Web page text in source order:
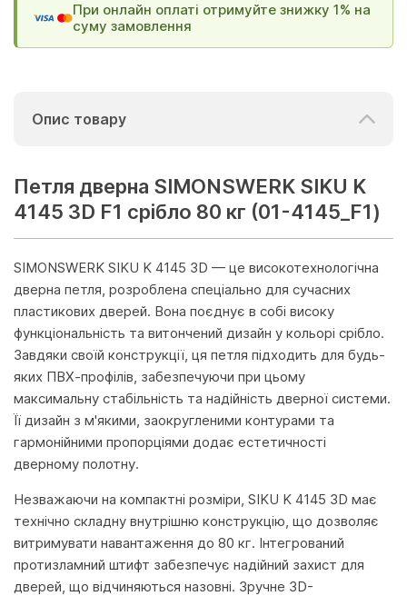
При онлайн оплаті отримуйте знижку 1% на
суму замовлення
Опис товару
Петля дверна SIMONSWERK SIKU K
4145 3D F1 срібло 80 кг (01-4145_F1)
SIMONSWERK SIKU K 4145 3D — це високотехнологічна
дверна петля, розроблена спеціально для сучасних
пластикових дверей. Вона поєднує в собі високу
функціональність та витончений дизайн у кольорі срібло.
Завдяки своїй конструкції, ця петля підходить для будь-
яких ПВХ-профілів, забезпечуючи при цьому
максимальну стабільність та надійність дверної системи.
Її дизайн з м'якими, заокругленими контурами та
гармонійними пропорціями додає естетичності
дверному полотну.
Незважаючи на компактні розміри, SIKU K 4145 3D має
технічно складну внутрішню конструкцію, що дозволяє
витримувати навантаження до 80 кг. Інтегрований
протизламний штифт забезпечує надійний захист для
дверей, що відчиняються назовні. Зручне 3D-